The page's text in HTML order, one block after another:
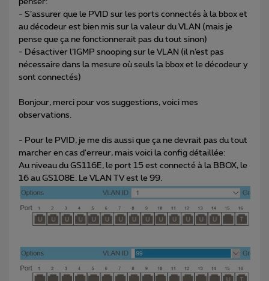
penser:
- S’assurer que le PVID sur les ports connectés à la bbox et
au décodeur est bien mis sur la valeur du VLAN (mais je
pense que ça ne fonctionnerait pas du tout sinon)
- Désactiver l’IGMP snooping sur le VLAN (il n’est pas
nécessaire dans la mesure où seuls la bbox et le décodeur y
sont connectés)
Bonjour, merci pour vos suggestions, voici mes
observations.
- Pour le PVID, je me dis aussi que ça ne devrait pas du tout
marcher en cas d'erreur, mais voici la config détaillée:
Au niveau du GS116E, le port 15 est connecté à la BBOX, le
16 au GS108E. Le VLAN TV est le 99.